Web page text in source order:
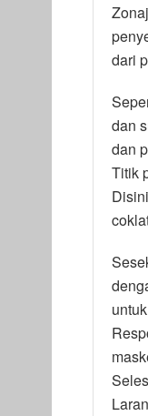
dari
dan
dan
Titik